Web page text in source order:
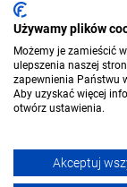
Dla
Dla
Używamy plików
Możemy je zamieścić
ulepszenia naszej
zapewnienia Państwu
Aby uzyskać więcej
otwórz ustawienia.
Akceptuj